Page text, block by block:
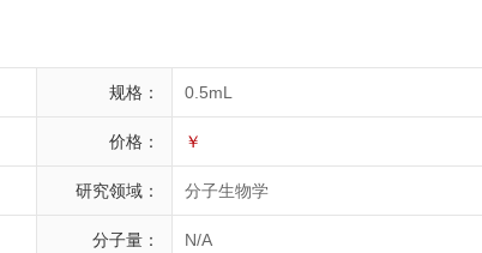
Hybrid Plastics
Pall Lonza
规格： 0.5mL
价格： ￥
研究领域： 分子生物学
分子量： N/A